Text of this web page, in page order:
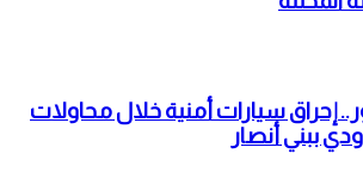
إحراق سيارات أمنية خلال محاولات
ببني أنصار